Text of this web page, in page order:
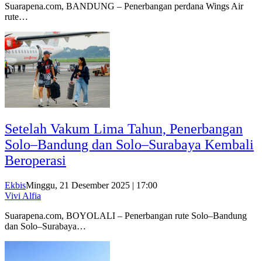
Suarapena.com, BANDUNG – Penerbangan perdana Wings Air
rute…
Setelah Vakum Lima Tahun, Penerbangan
Solo–Bandung dan Solo–Surabaya Kembali
Beroperasi
EkbisMinggu, 21 Desember 2025 | 17:00
Vivi Alfia
Suarapena.com, BOYOLALI – Penerbangan rute Solo–Bandung
dan Solo–Surabaya…